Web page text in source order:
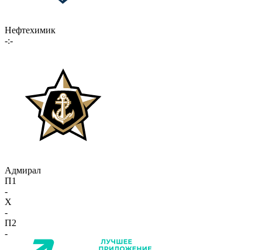
Нефтехимик
-:-
Адмирал
П1
-
X
-
П2
-